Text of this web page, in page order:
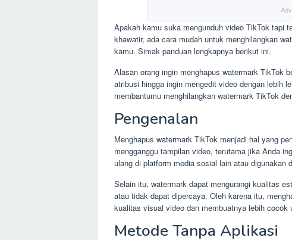
Apakah kamu suka mengunduh video TikTok tapi
khawatir, ada cara mudah untuk menghilangkan
kamu. Simak panduan lengkapnya berikut ini.
Alasan orang ingin menghapus watermark TikTok
atribusi hingga ingin mengedit video dengan lebih
membantumu menghilangkan watermark TikTok
Pengenalan
Menghapus watermark TikTok menjadi hal yang
mengganggu tampilan video, terutama jika Anda
ulang di platform media sosial lain atau digunakan
Selain itu, watermark dapat mengurangi kualitas
atau tidak dapat dipercaya. Oleh karena itu,
kualitas visual video dan membuatnya lebih cocok
Metode Tanpa Aplikasi